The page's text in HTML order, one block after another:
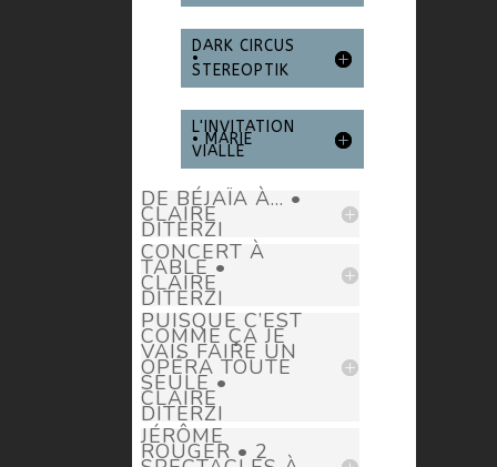
DARK CIRCUS
•
STEREOPTIK
L'INVITATION
• MARIE
VIALLE
DE BÉJAÏA À... •
CLAIRE
DITERZI
CONCERT À
TABLE •
CLAIRE
DITERZI
PUISQUE C’EST
COMME ÇA JE
VAIS FAIRE UN
OPÉRA TOUTE
SEULE •
CLAIRE
DITERZI
JÉRÔME
ROUGER • 2